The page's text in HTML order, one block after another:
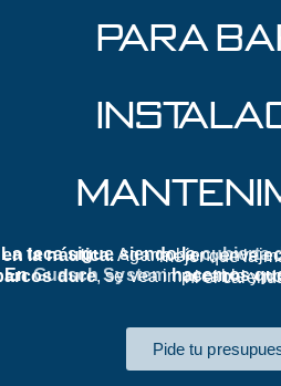
para
La teca sigue siendo lacubierta
estándar dorada en la náutica.
Agarra bien, envejece bonito y soporta sol y
EnGuasch System
que tu cubierta de teca para barcos dure , se vea impecable y no te consuma el
Pide tu